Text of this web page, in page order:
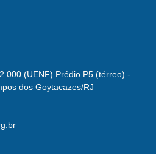
(UENF) Prédio P5 (térreo) -
dos Goytacazes/RJ